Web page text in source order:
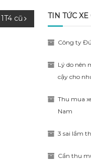
cũ TIN TỨC XE
Công ty
Lý do nên
cậy cho
Thu mua
Nam
3 sai lầm
Cần thu